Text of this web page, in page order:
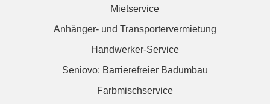
Mietservice
Anhänger- und Transportervermietung
Handwerker-Service
Seniovo: Barrierefreier Badumbau
Farbmischservice